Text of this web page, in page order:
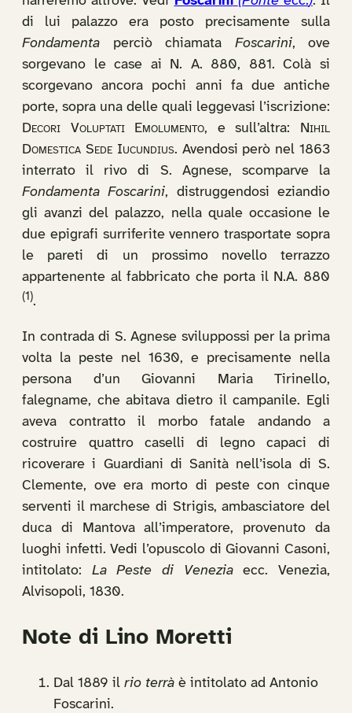
di lui palazzo era posto precisamente sulla
Fondamenta perciò chiamata Foscarini, ove
sorgevano le case ai N. A. 880, 881. Colà si
scorgevano ancora pochi anni fa due antiche
porte, sopra una delle quali leggevasi l’iscrizione:
Decori Voluptati Emolumento, e sull’altra: Nihil
Domestica Sede Iucundius. Avendosi però nel 1863
interrato il rivo di S. Agnese, scomparve la
Fondamenta Foscarini, distruggendosi eziandio
gli avanzi del palazzo, nella quale occasione le
due epigrafi surriferite vennero trasportate sopra
le pareti di un prossimo novello terrazzo
appartenente al fabbricato che porta il N.A. 880
(1).
In contrada di S. Agnese sviluppossi per la prima
volta la peste nel 1630, e precisamente nella
persona d’un Giovanni Maria Tirinello,
falegname, che abitava dietro il campanile. Egli
aveva contratto il morbo fatale andando a
costruire quattro caselli di legno capaci di
ricoverare i Guardiani di Sanità nell’isola di S.
Clemente, ove era morto di peste con cinque
serventi il marchese di Strigis, ambasciatore del
duca di Mantova all’imperatore, provenuto da
luoghi infetti. Vedi l’opuscolo di Giovanni Casoni,
intitolato: La Peste di Veneziaecc. Venezia,
Alvisopoli, 1830.
Note di Lino Moretti
Dal 1889 il rio terrà è intitolato ad Antonio
Foscarini.